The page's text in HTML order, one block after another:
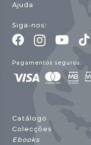
Ajuda
Siga-nos:
Pagamentos seguros:
Catálogo
Colecções
Ebooks